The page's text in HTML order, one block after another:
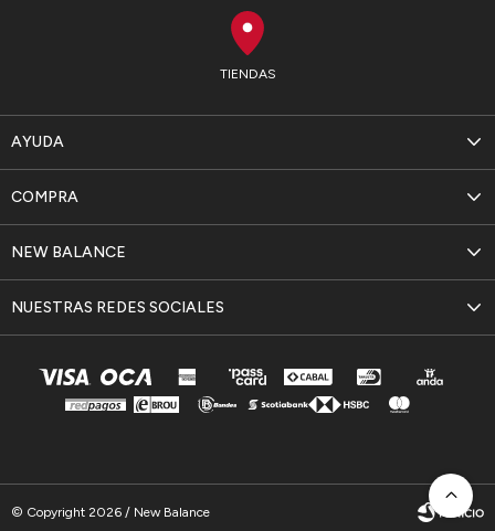
TIENDAS
AYUDA
NEW BALANCE
COMPRA
NUESTRAS REDES SOCIALES
© Copyright 2026 / New Balance